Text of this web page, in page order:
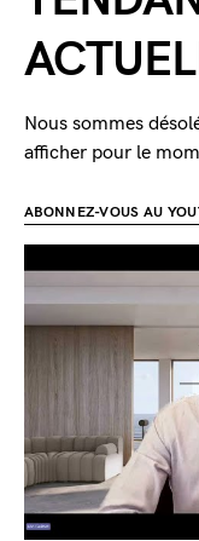
Nous sommes
afficher pour le
ABONNEZ-VOUS AU